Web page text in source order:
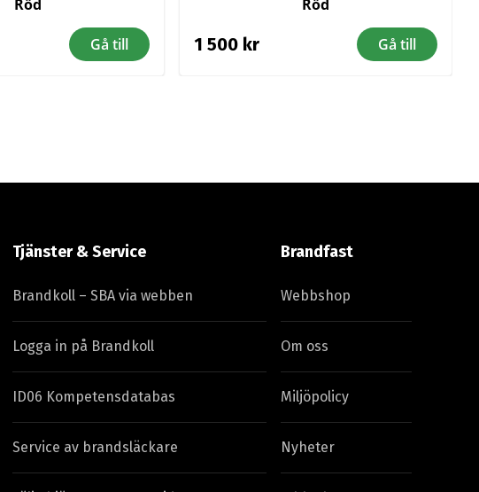
Röd
Gå till
Röd
1 500 kr Gå till
Tjänster & Service
Brandkoll – SBA via webben
Logga in på Brandkoll
ID06 Kompetensdatabas
Service av brandsläckare
Brandfast
Webbshop
Om oss
Miljöpolicy
Nyheter